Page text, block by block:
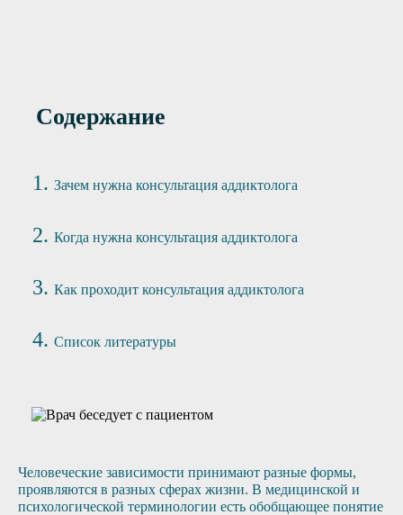
Содержание
Зачем нужна консультация аддиктолога
Когда нужна консультация аддиктолога
Как проходит консультация аддиктолога
Список литературы
Человеческие зависимости принимают разные формы,
проявляются в разных сферах жизни. В медицинской и
психологической терминологии есть обобщающее понятие